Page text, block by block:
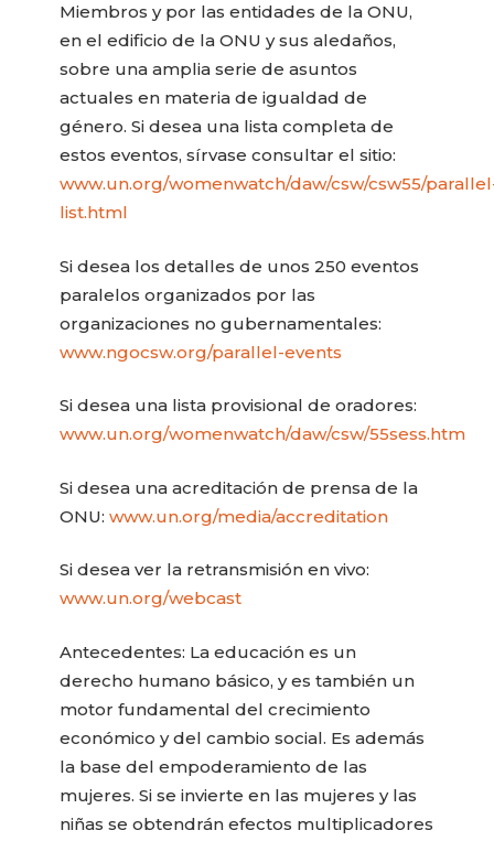
Miembros y por las entidades de la ONU,
en el edificio de la ONU y sus aledaños,
sobre una amplia serie de asuntos
actuales en materia de igualdad de
género. Si desea una lista completa de
estos eventos, sírvase consultar el sitio:
www.un.org/womenwatch/daw/csw/csw55/
list.html
Si desea los detalles de unos 250 eventos
paralelos organizados por las
organizaciones no gubernamentales:
www.ngocsw.org/parallel-events
Si desea una lista provisional de oradores:
www.un.org/womenwatch/daw/csw/55sess.htm
Si desea una acreditación de prensa de la
ONU:www.un.org/media/accreditation
Si desea ver la retransmisión en vivo:
www.un.org/webcast
Antecedentes: La educación es un
derecho humano básico, y es también un
motor fundamental del crecimiento
económico y del cambio social. Es además
la base del empoderamiento de las
mujeres. Si se invierte en las mujeres y las
niñas se obtendrán efectos multiplicadores